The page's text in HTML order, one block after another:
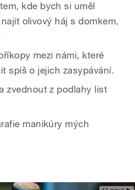
kde bych si uměl
olivový háj s domkem,
mezi námi, které
spíš o jejich zasypávání.
zvednout z podlahy list
manikúry mých